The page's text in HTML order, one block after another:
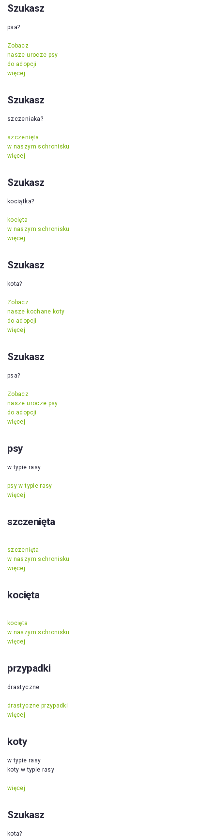
Szukasz
psa?
Zobacz
nasze urocze psy
do adopcji
więcej
Szukasz
szczeniaka?
szczenięta
w naszym schronisku
więcej
Szukasz
kociątka?
kocięta
w naszym schronisku
więcej
Szukasz
kota?
Zobacz
nasze kochane koty
do adopcji
więcej
Szukasz
psa?
Zobacz
nasze urocze psy
do adopcji
więcej
psy
w typie rasy
psy w typie rasy
więcej
szczenięta
szczenięta
w naszym schronisku
więcej
kocięta
kocięta
w naszym schronisku
więcej
przypadki
drastyczne
drastyczne przypadki
więcej
koty
w typie rasy
koty w typie rasy
więcej
Szukasz
kota?